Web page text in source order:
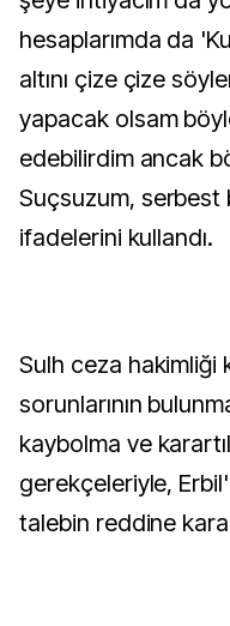
hesaplarımda da
altını çize çize
yapacak olsam
edebilirdim ancak
Suçsuzum, serbest
ifadelerini kullandı.
Sulh ceza hakimliği
sorunlarının
kaybolma ve
gerekçeleriyle,
talebin reddine